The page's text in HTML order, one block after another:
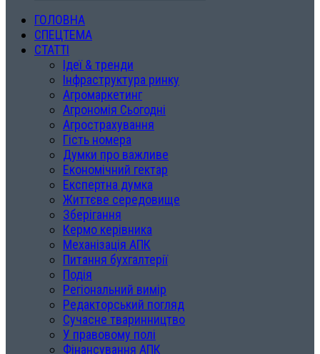
ГОЛОВНА
СПЕЦТЕМА
СТАТТІ
Ідеї & тренди
Інфраструктура ринку
Агромаркетинг
Агрономія Сьогодні
Агрострахування
Гість номера
Думки про важливе
Економічний гектар
Експертна думка
Життєве середовище
Зберігання
Кермо керівника
Механізація АПК
Питання бухгалтерії
Подія
Регіональний вимір
Редакторський погляд
Сучасне тваринництво
У правовому полі
Фінансування АПК